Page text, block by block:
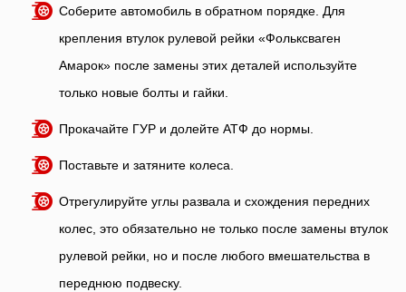
Соберите автомобиль в обратном порядке. Для
крепления втулок рулевой рейки «Фольксваген
Амарок» после замены этих деталей используйте
только новые болты и гайки.
Прокачайте ГУР и долейте АТФ до нормы.
Поставьте и затяните колеса.
Отрегулируйте углы развала и схождения передних
колес, это обязательно не только после замены втулок
рулевой рейки, но и после любого вмешательства в
переднюю подвеску.